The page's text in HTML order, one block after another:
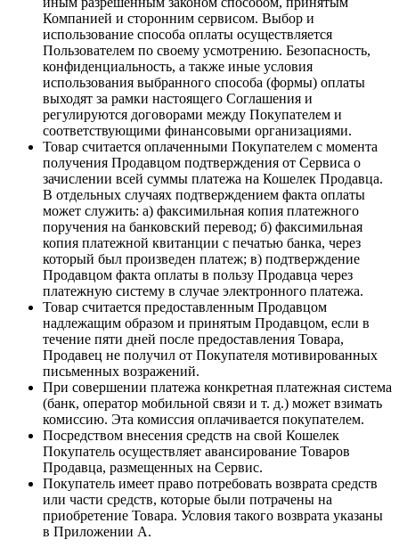
Компанией и сторонним сервисом. Выбор и
использование способа оплаты осуществляется
Пользователем по своему усмотрению. Безопасность,
конфиденциальность, а также иные условия
использования выбранного способа (формы) оплаты
выходят за рамки настоящего Соглашения и
регулируются договорами между Покупателем и
соответствующими финансовыми организациями.
Товар считается оплаченными Покупателем с момента
получения Продавцом подтверждения от Сервиса о
зачислении всей суммы платежа на Кошелек Продавца.
В отдельных случаях подтверждением факта оплаты
может служить: а) факсимильная копия платежного
поручения на банковский перевод; б) факсимильная
копия платежной квитанции с печатью банка, через
который был произведен платеж; в) подтверждение
Продавцом факта оплаты в пользу Продавца через
платежную систему в случае электронного платежа.
Товар считается предоставленным Продавцом
надлежащим образом и принятым Продавцом, если в
течение пяти дней после предоставления Товара,
Продавец не получил от Покупателя мотивированных
письменных возражений.
При совершении платежа конкретная платежная система
(банк, оператор мобильной связи и т. д.) может взимать
комиссию. Эта комиссия оплачивается покупателем.
Посредством внесения средств на свой Кошелек
Покупатель осуществляет авансирование Товаров
Продавца, размещенных на Сервис.
Покупатель имеет право потребовать возврата средств
или части средств, которые были потрачены на
приобретение Товара. Условия такого возврата указаны
в Приложении A.